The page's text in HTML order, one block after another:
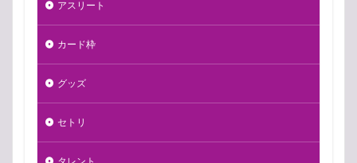
アスリート
カード枠
グッズ
セトリ